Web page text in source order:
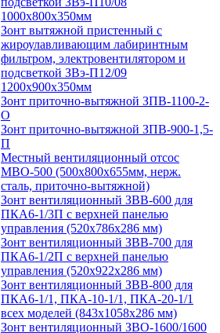
1000х800х350мм
Зонт вытяжной пристенный с
жироулавливающим лабиринтным
фильтром, электровентилятором и
подсветкой ЗВэ-П12/09
1200х900х350мм
Зонт приточно-вытяжной ЗПВ-1100-2-
О
Зонт приточно-вытяжной ЗПВ-900-1,5-
П
Местный вентиляционный отсос
МВО-500 (500х800х655мм, нерж.
сталь, приточно-вытяжной)
Зонт вентиляционный ЗВВ-600 для
ПКА6-1/3П с верхней панелью
управления (520х786х286 мм)
Зонт вентиляционный ЗВВ-700 для
ПКА6-1/2П с верхней панелью
управления (520х922х286 мм)
Зонт вентиляционный ЗВВ-800 для
ПКА6-1/1, ПКА-10-1/1, ПКА-20-1/1
всех моделей (843х1058х286 мм)
Зонт вентиляционный ЗВО-1600/1600